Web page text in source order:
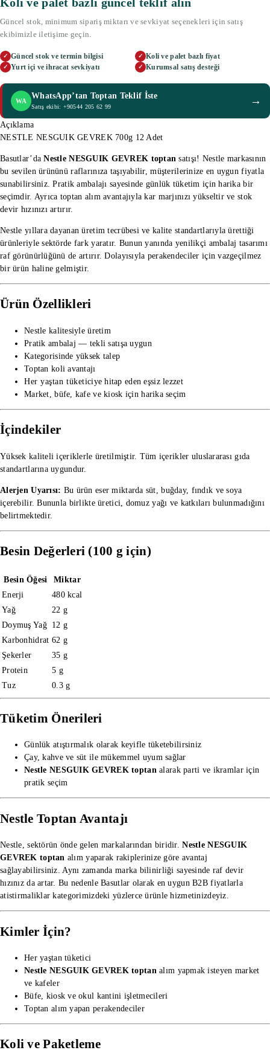
Güncel stok, minimum sipariş miktarı ve sevkiyat seçenekleri için satış
ekibimizle iletişime geçin.
✓ Güncel stok ve termin bilgisi ✓ Koli ve palet bazlı fiyat
✓ Yurt içi ve ihracat sevkiyatı ✓ Kurumsal satış desteği
WA
WhatsApp’tan Toptan Teklif İste
Satış ekibi: +90544 205 62 99 →
Açıklama
NESTLE NESGUIK GEVREK 700g 12 Adet
Basutlar’daNestle NESGUIK GEVREK toptan satışı! Nestle markasının
bu sevilen ürününü raflarınıza taşıyabilir, müşterilerinize en uygun fiyatla
sunabilirsiniz. Pratik ambalajı sayesinde günlük tüketim için harika bir
seçimdir. Ayrıca toptan alım avantajıyla kar marjınızı yükseltir ve stok
devir hızınızı artırır.
Nestle yıllara dayanan üretim tecrübesi ve kalite standartlarıyla ürettiği
ürünleriyle sektörde fark yaratır. Bunun yanında yenilikçi ambalaj tasarımı
raf görünürlüğünü de artırır. Dolayısıyla perakendeciler için vazgeçilmez
bir ürün haline gelmiştir.
Ürün Özellikleri
Nestle kalitesiyle üretim
Pratik ambalaj — tekli satışa uygun
Kategorisinde yüksek talep
Toptan koli avantajı
Her yaştan tüketiciye hitap eden eşsiz lezzet
Market, büfe, kafe ve kiosk için harika seçim
İçindekiler
Yüksek kaliteli içeriklerle üretilmiştir. Tüm içerikler uluslararası gıda
standartlarına uygundur.
Alerjen Uyarısı: Bu ürün eser miktarda süt, buğday, fındık ve soya
içerebilir. Bununla birlikte üretici, domuz yağı ve katkıları bulunmadığını
belirtmektedir.
Besin Değerleri (100 g için)
Besin Öğesi
Miktar
Enerji
480 kcal
Yağ
22 g
Doymuş Yağ
12 g
Karbonhidrat 62 g
Şekerler
35 g
Protein
5 g
Tuz
0.3 g
Tüketim Önerileri
Günlük atıştırmalık olarak keyifle tüketebilirsiniz
Çay, kahve ve süt ile mükemmel uyum sağlar
Nestle NESGUIK GEVREK toptanalarak parti ve ikramlar için
pratik seçim
Nestle Toptan Avantajı
Nestle, sektörün önde gelen markalarından biridir.Nestle NESGUIK
GEVREK toptan alım yaparak rakiplerinize göre avantaj
sağlayabilirsiniz. Aynı zamanda marka bilinirliği sayesinde raf devir
hızınız da artar. Bu nedenle Basutlar olarak en uygun B2B fiyatlarla
atistirmaliklar kategorimizdeki yüzlerce ürünle hizmetinizdeyiz.
Kimler İçin?
Her yaştan tüketici
Nestle NESGUIK GEVREK toptanalım yapmak isteyen market
ve kafeler
Büfe, kiosk ve okul kantini işletmecileri
Toptan alım yapan perakendeciler
Koli ve Paketleme